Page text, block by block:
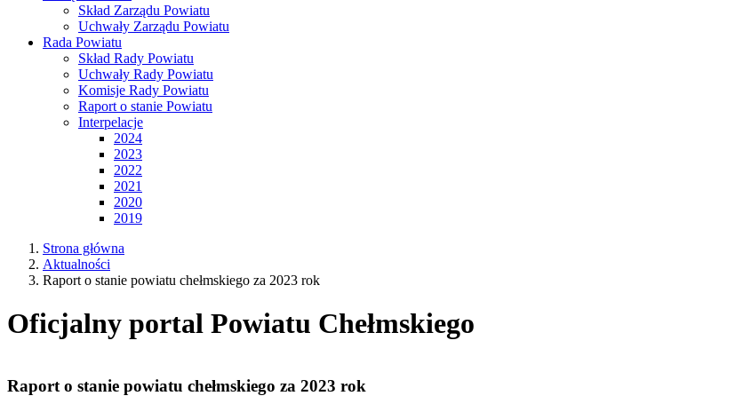
Skład Zarządu Powiatu
Uchwały Zarządu Powiatu
Rada Powiatu
Skład Rady Powiatu
Uchwały Rady Powiatu
Komisje Rady Powiatu
Raport o stanie Powiatu
Interpelacje
2024
2023
2022
2021
2020
2019
Strona główna
Aktualności
Raport o stanie powiatu chełmskiego za 2023 rok
Oficjalny portal Powiatu Chełmskiego
Raport o stanie powiatu chełmskiego za 2023 rok